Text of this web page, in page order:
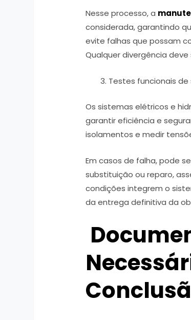
Nesse processo, a
considerada, garantindo
evite falhas que possam
Qualquer divergência
Testes funcionais
Os sistemas elétricos e
garantir eficiência e
isolamentos e medir
Em casos de falha, pode
substituição ou reparo,
condições integrem o
da entrega definitiva da